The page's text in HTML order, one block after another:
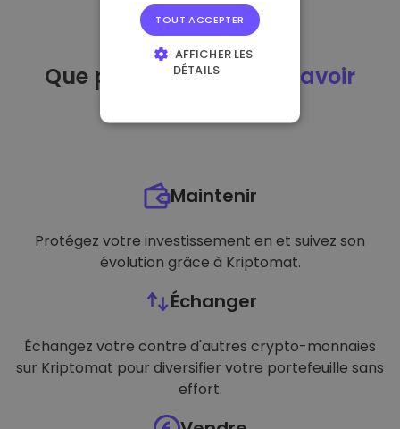
Que puis-je faire
après avoir
Maintenir
Protégez votre investissement en et suivez son
évolution grâce à Kriptomat.
Échanger
Échangez votre contre d'autres crypto-monnaies
sur Kriptomat pour diversifier votre portefeuille sans
effort.
TOUT ACCEPTER
AFFICHER LES
DÉTAILS
FONCTIONNALITÉ